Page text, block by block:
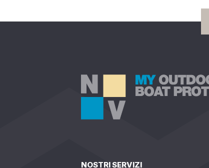
NOSTRI SERVIZI